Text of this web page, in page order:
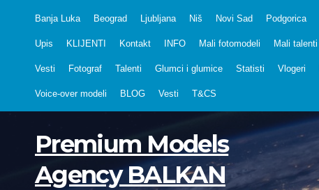
Banja Luka Beograd Ljubljana Niš Novi Sad Podgorica
Upis KLIJENTI Kontakt INFO Mali fotomodeli Mali talenti
Vesti Fotograf Talenti Glumci i glumice Statisti Vlogeri
Voice-over modeli BLOG Vesti T&CS
Premium Models
Agency BALKAN